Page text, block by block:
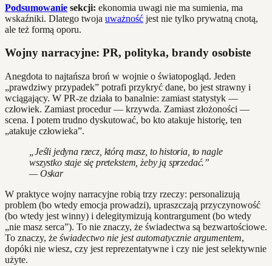
Podsumowanie sekcji: ekonomia uwagi nie ma sumienia, ma
wskaźniki. Dlatego twoja uważność jest nie tylko prywatną cnotą,
ale też formą oporu.
Wojny narracyjne: PR, polityka, brandy osobiste
Anegdota to najtańsza broń w wojnie o światopogląd. Jeden
„prawdziwy przypadek” potrafi przykryć dane, bo jest strawny i
wciągający. W PR-ze działa to banalnie: zamiast statystyk —
człowiek. Zamiast procedur — krzywda. Zamiast złożoności —
scena. I potem trudno dyskutować, bo kto atakuje historię, ten
„atakuje człowieka”.
„Jeśli jedyna rzecz, którą masz, to historia, to nagle
wszystko staje się pretekstem, żeby ją sprzedać.”
— Oskar
W praktyce wojny narracyjne robią trzy rzeczy: personalizują
problem (bo wtedy emocja prowadzi), upraszczają przyczynowość
(bo wtedy jest winny) i delegitymizują kontrargument (bo wtedy
„nie masz serca”). To nie znaczy, że świadectwa są bezwartościowe.
To znaczy, że świadectwo nie jest automatycznie argumentem,
dopóki nie wiesz, czy jest reprezentatywne i czy nie jest selektywnie
użyte.